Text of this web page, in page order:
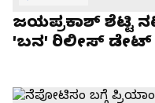
ಜಯಪ್ರಕಾಶ್ ಶೆಟ್ಟಿ
'ಬನ' ರಿಲೀಸ್